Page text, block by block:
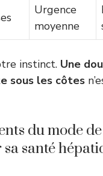
Urgence
moyenne
instinct. Une
sous les côtes
du mode
santé